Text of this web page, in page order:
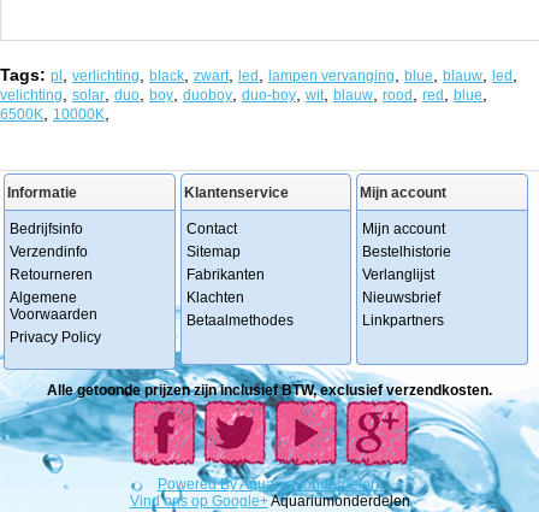
Tags: pl verlichting black zwart led lampen vervanging blue blauw led
velichting solar duo boy duoboy duo-boy wit blauw rood red blue
6500K 10000K
Informatie
Bedrijfsinfo
Verzendinfo
Retourneren
Algemene
Voorwaarden
Privacy Policy
Klantenservice
Contact
Sitemap
Fabrikanten
Klachten
Betaalmethodes
Mijn account
Mijn account
Bestelhistorie
Verlanglijst
Nieuwsbrief
Linkpartners
Alle getoonde prijzen zijn inclusief BTW, exclusief verzendkosten.
PoweredByAquariumonderdelen.
Vind ons op Google+Aquariumonderdelen